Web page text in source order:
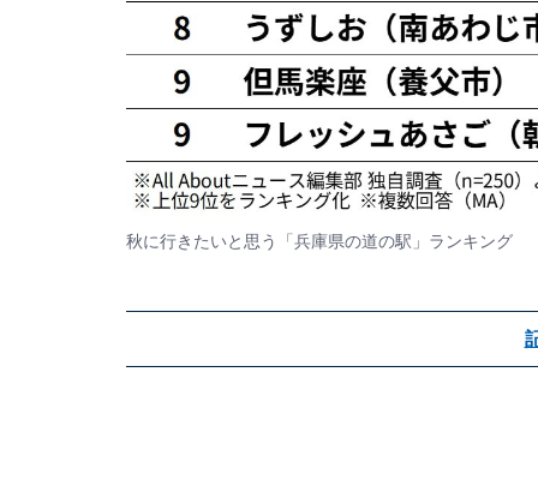
秋に行きたいと思う「兵庫県の道の駅」ランキング